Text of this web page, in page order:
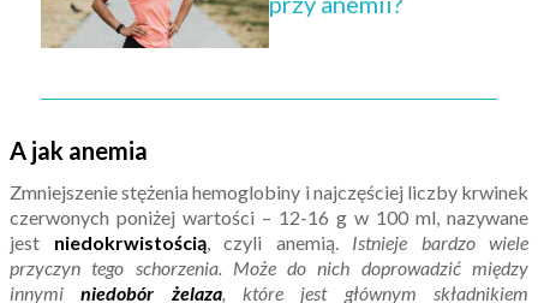
A jak anemia
Zmniejszenie stężenia hemoglobiny i najczęściej liczby krwinek
czerwonych poniżej wartości – 12-16 g w 100 ml, nazywane
jest niedokrwistością, czyli anemią. Istnieje bardzo wiele
przyczyn tego schorzenia. Może do nich doprowadzić między
innyminiedobór żelaza, które jest głównym składnikiem